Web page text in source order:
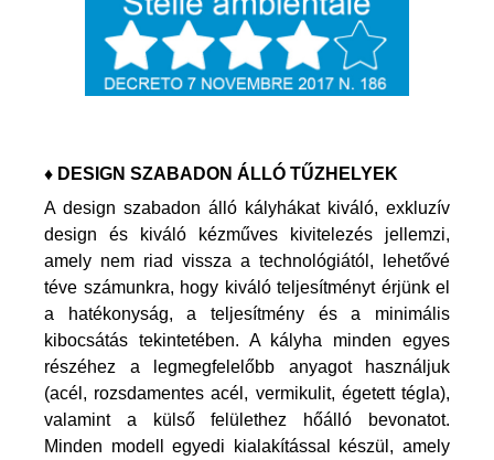
♦ DESIGN SZABADON ÁLLÓ TŰZHELYEK
A design szabadon álló kályhákat kiváló, exkluzív
design és kiváló kézműves kivitelezés jellemzi,
amely nem riad vissza a technológiától, lehetővé
téve számunkra, hogy kiváló teljesítményt érjünk el
a hatékonyság, a teljesítmény és a minimális
kibocsátás tekintetében. A kályha minden egyes
részéhez a legmegfelelőbb anyagot használjuk
(acél, rozsdamentes acél, vermikulit, égetett tégla),
valamint a külső felülethez hőálló bevonatot.
Minden modell egyedi kialakítással készül, amely